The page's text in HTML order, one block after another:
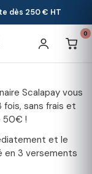
dès 250 € HT
0
en 3x
Scalapay vous
sans frais et
50€ !
et le
3 versements